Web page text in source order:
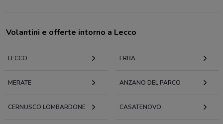
Volantini e offerte intorno a Lecco
LECCO ERBA
MERATE ANZANO DEL PARCO
CERNUSCO LOMBARDONE CASATENOVO